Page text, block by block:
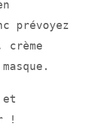
prévoyez
crème
et
!